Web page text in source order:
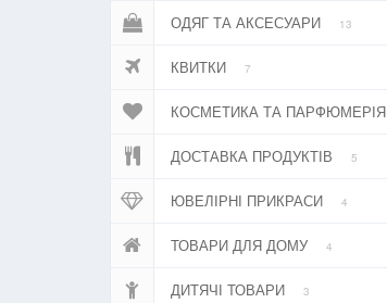
ОДЯГ ТА АКСЕСУАРИ 13
КВИТКИ 7
КОСМЕТИКА ТА ПАРФЮМЕРІЯ
ДОСТАВКА ПРОДУКТІВ 5
ЮВЕЛІРНІ ПРИКРАСИ 4
ТОВАРИ ДЛЯ ДОМУ 4
ДИТЯЧІ ТОВАРИ 3